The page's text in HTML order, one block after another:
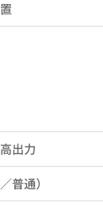
出力
普通）